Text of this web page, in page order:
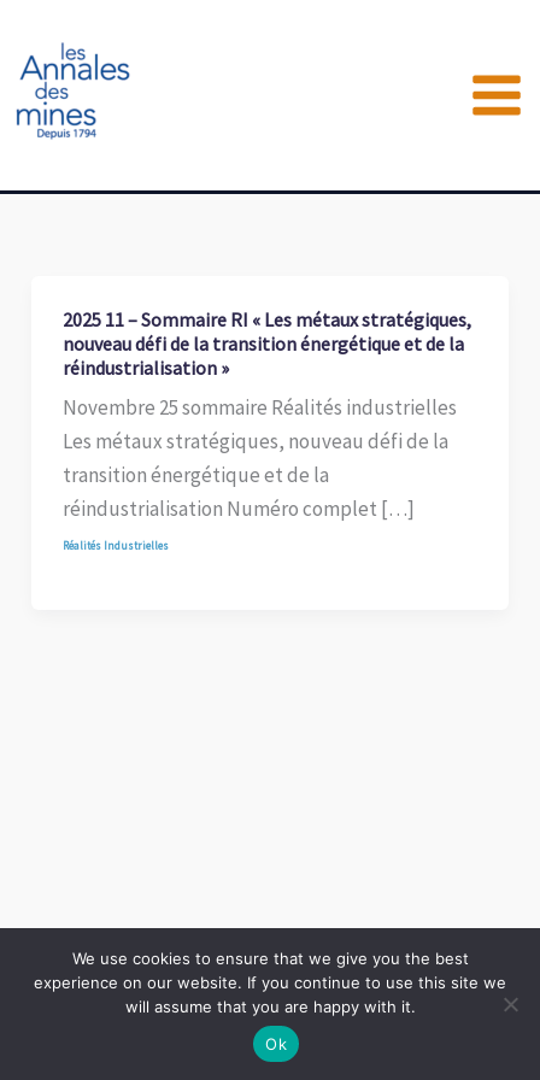
contenu
2025 11 – Sommaire RI « Les métaux stratégiques,
nouveau défi de la transition énergétique et de la
réindustrialisation »
Novembre 25 sommaire Réalités industrielles
Les métaux stratégiques, nouveau défi de la
transition énergétique et de la
réindustrialisation Numéro complet […]
Réalités Industrielles
Copyright © 2026 LES ANNALES DES MINES | Powered by Thème WordPress Astra
We use cookies to ensure that we give you the best
experience on our website. If you continue to use this site we
will assume that you are happy with it.
Ok